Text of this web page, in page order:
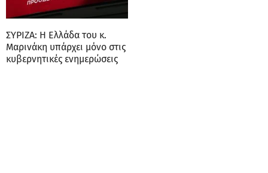
ΣΥΡΙΖΑ: Η Ελλάδα του κ.
Μαρινάκη υπάρχει μόνο στις
κυβερνητικές ενημερώσεις